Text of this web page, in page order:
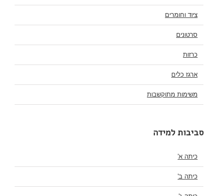
ציוד וחומרים
סרטונים
כרזות
ארגז כלים
משימות מתוקשבות
סביבות למידה
כיתה א'
כיתה ב'